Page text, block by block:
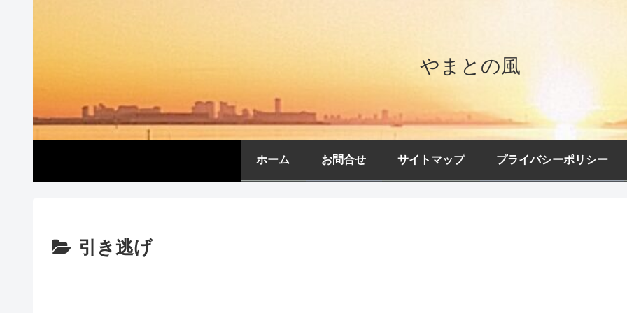
やまとの風
ホーム お問合せ サイトマップ プライバシーポリシー
引き逃げ